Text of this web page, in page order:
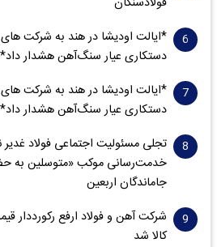
*ایالت اودیشا در هند به شرکت های
دستکاری عیار سنگ‌آهن هشدار داد*
*ایالت اودیشا در هند به شرکت های
دستکاری عیار سنگ‌آهن هشدار داد*
تجلی مسئولیت اجتماعی فولاد غدیر
خدمت‌رسانی موکب «متوسلین به
جاماندگان اربعین
شرکت آهن و فولاد ارفع
کالا شد